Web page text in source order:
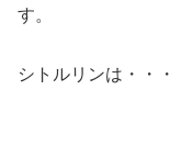
す。
シトルリンは・・・